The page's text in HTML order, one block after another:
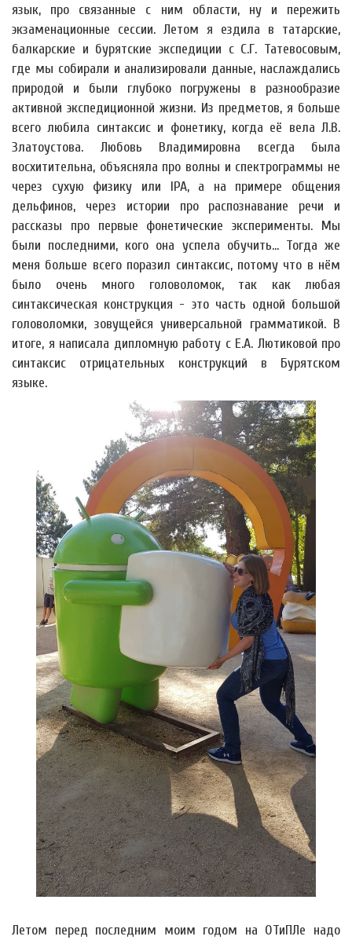
язык, про связанные с ним области, ну и пережить
экзаменационные сессии. Летом я ездила в татарские,
балкарские и бурятские экспедиции с С.Г. Татевосовым,
где мы собирали и анализировали данные, наслаждались
природой и были глубоко погружены в разнообразие
активной экспедиционной жизни. Из предметов, я больше
всего любила синтаксис и фонетику, когда её вела Л.В.
Златоустова. Любовь Владимировна всегда была
восхитительна, объясняла про волны и спектрограммы не
через сухую физику или IPA, а на примере общения
дельфинов, через истории про распознавание речи и
рассказы про первые фонетические эксперименты. Мы
были последними, кого она успела обучить... Тогда же
меня больше всего поразил синтаксис, потому что в нём
было очень много головоломок, так как любая
синтаксическая конструкция - это часть одной большой
головоломки, зовущейся универсальной грамматикой. В
итоге, я написала дипломную работу с Е.А. Лютиковой про
синтаксис отрицательных конструкций в Бурятском
языке.
Летом перед последним моим годом на ОТиПЛе надо